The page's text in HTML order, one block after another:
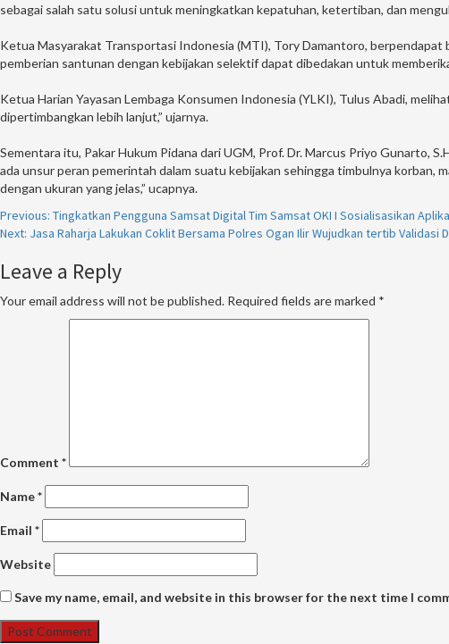
sebagai salah satu solusi untuk meningkatkan kepatuhan, ketertiban, dan
Ketua Masyarakat Transportasi Indonesia (MTI), Tory Damantoro, berpendapat
pemberian santunan dengan kebijakan selektif dapat dibedakan untuk
Ketua Harian Yayasan Lembaga Konsumen Indonesia (YLKI), Tulus Abadi,
dipertimbangkan lebih lanjut,” ujarnya.
Sementara itu, Pakar Hukum Pidana dari UGM, Prof. Dr. Marcus Priyo Gunarto,
ada unsur peran pemerintah dalam suatu kebijakan sehingga timbulnya korban,
dengan ukuran yang jelas,” ucapnya.
Continue
Reading
Previous: Tingkatkan Pengguna Samsat Digital Tim Samsat OKI I Sosialisasikan
Next: Jasa Raharja Lakukan Coklit Bersama Polres Ogan Ilir Wujudkan tertib Validasi
Leave a Reply
Your email address will not be published. Required fields are marked *
Comment *
Name*
Email *
Website
Save my name, email, and website in this browser for the next time I